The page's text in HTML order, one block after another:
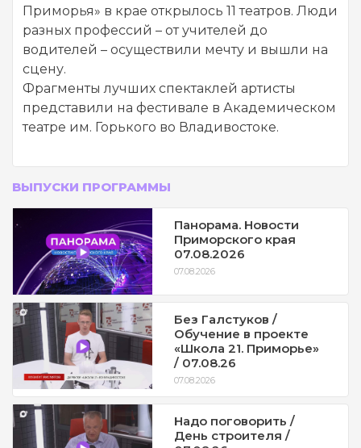
Приморья» в крае открылось 11 театров. Люди
разных профессий – от учителей до
водителей – осуществили мечту и вышли на
сцену.
Фрагменты лучших спектаклей артисты
представили на фестивале в Академическом
театре им. Горького во Владивостоке.
ВЫПУСКИ ПРОГРАММЫ
Панорама. Новости
Приморского края
07.08.2026
07.08.2026
Без Галстуков /
Обучение в проекте
«Школа 21. Приморье»
/ 07.08.26
07.08.2026
Надо поговорить /
День строителя /